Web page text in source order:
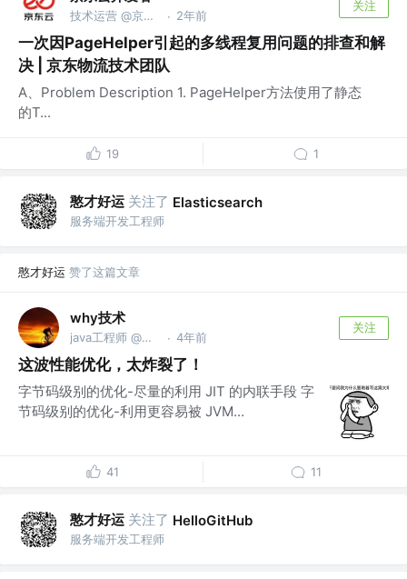
技术运营 @京东科技信息技术有限公司 · 2年前
关注
一次因PageHelper引起的多线程复用问题的排查和解
决 | 京东物流技术团队
A、Problem Description 1. PageHelper方法使用了静态
的T...
19 1
憨才好运 关注了 Elasticsearch
服务端开发工程师
憨才好运 赞了这篇文章
why技术
java工程师 @公众号【why技术】 · 4年前
关注
这波性能优化，太炸裂了！
字节码级别的优化-尽量的利用 JIT 的内联手段 字
节码级别的优化-利用更容易被 JVM...
41 11
憨才好运 关注了 HelloGitHub
服务端开发工程师